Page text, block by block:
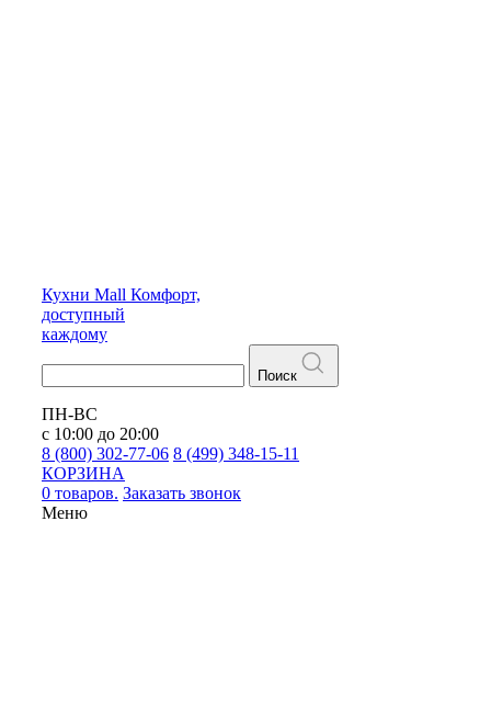
Кухни Mall Комфорт,
доступный
каждому
Поиск
ПН-ВС
с 10:00 до 20:00
8 (800) 302-77-06 8 (499) 348-15-11
КОРЗИНА
0 товаров. Заказать звонок
Меню